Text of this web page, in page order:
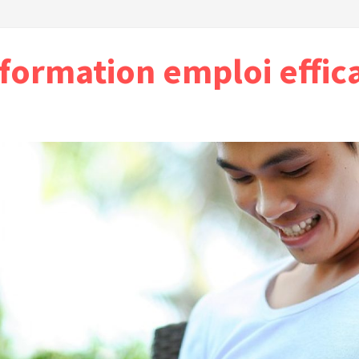
emploi